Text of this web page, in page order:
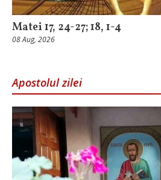
Matei 17, 24-27; 18, 1-4
08 Aug, 2026
Apostolul zilei